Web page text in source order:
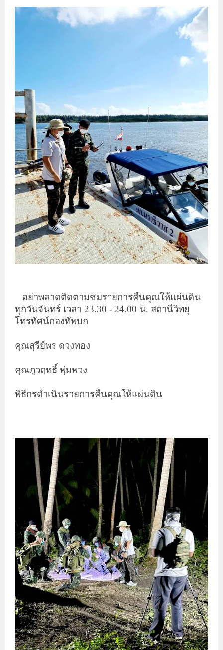
อย่าพลาดติดตามชมรายการคืนคุณให้แผ่นดิน
ทุกวันจันทร์ เวลา 23.30 - 24.00 น. สถานีวิทยุ
โทรทัศน์กองทัพบก
คุณสุรีย์พร ดวงทอง
คุณภูวฤทธิ์ พุ่มพวง
พิธีกรดำเนินรายการคืนคุณให้แผ่นดิน